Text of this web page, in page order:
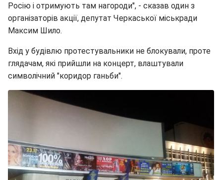
Росію і отримують там нагороди", - сказав один з
організаторів акції, депутат Черкаської міськради
Максим Шило.
Вхід у будівлю протестувальники не блокували, проте
глядачам, які прийшли на концерт, влаштували
символічний "коридор ганьби".